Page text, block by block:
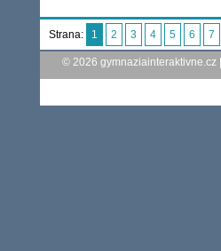
Strana: 1 2 3 4 5 6 7
© 2026 gymnaziainteraktivne.cz